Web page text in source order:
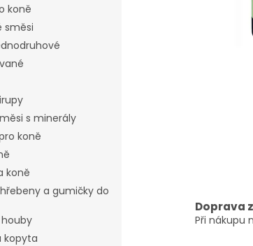
koně
směsi
s minerály
koně
koně
a gumičky do
kopyta
Doprava
Při nákupu